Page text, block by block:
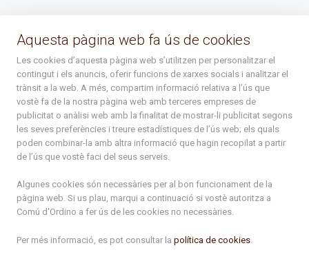
atenciociutadana@ordino.ad
+376 878 100
De Dl. a Dv. : de 8 a 16h (els divendres a partir de l'1 de juny
fins al divendres de la setmana de Meritxell : de 8 a 14h)
Rep tota l'actualitat del Comú d'Ordino en el teu correu
Subscriu-te
Aquesta pàgina web fa ús de cookies
Les cookies d’aquesta pàgina web s’utilitzen per personalitzar el
contingut i els anuncis, oferir funcions de xarxes socials i analitzar el
trànsit a la web. A més, compartim informació relativa a l’ús que
vostè fa de la nostra pàgina web amb terceres empreses de
publicitat o anàlisi web amb la finalitat de mostrar-li publicitat segons
les seves preferències i treure estadístiques de l’ús web; els quals
poden combinar-la amb altra informació que hagin recopilat a partir
de l’ús que vostè faci del seus serveis.
Algunes cookies són necessàries per al bon funcionament de la
pàgina web. Si us plau, marqui a continuació si vostè autoritza a
Comú d'Ordino a fer ús de les cookies no necessàries.
Per més informació, es pot consultar la política de cookies.